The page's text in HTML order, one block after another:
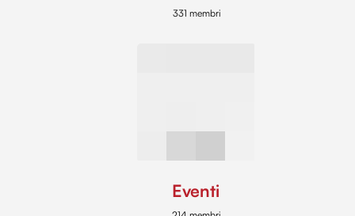
331 membri
Eventi